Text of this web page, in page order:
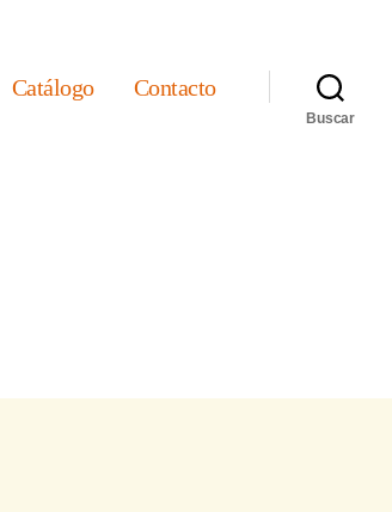
Catálogo Contacto
Buscar